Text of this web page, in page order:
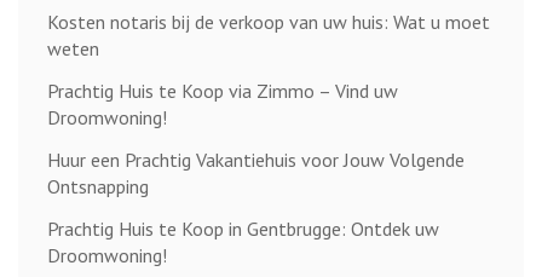
Kosten notaris bij de verkoop van uw huis: Wat u moet
weten
Prachtig Huis te Koop via Zimmo – Vind uw
Droomwoning!
Huur een Prachtig Vakantiehuis voor Jouw Volgende
Ontsnapping
Prachtig Huis te Koop in Gentbrugge: Ontdek uw
Droomwoning!